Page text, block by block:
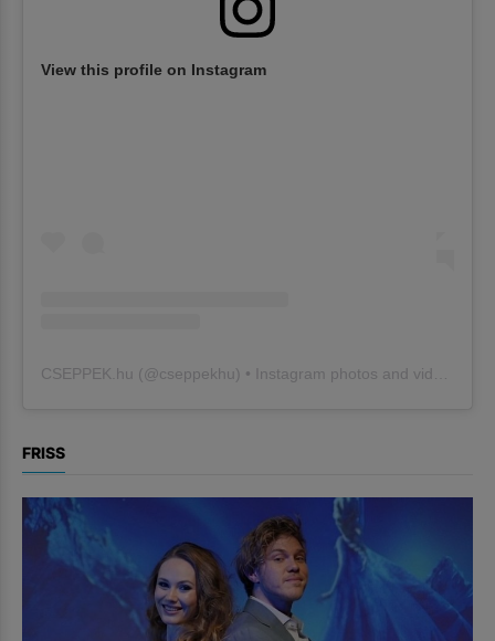
View this profile on Instagram
CSEPPEK.hu (@cseppekhu ) • Instagram photos and videos
FRISS